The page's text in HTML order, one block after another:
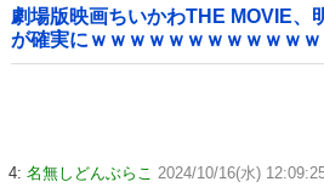
劇場版映画ちいかわTHE MOVIE、
が確実にｗｗｗｗｗｗｗｗｗｗｗｗ
4: 名無しどんぶらこ 2024/10/16(水)